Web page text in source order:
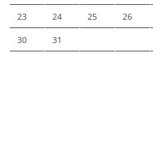
23 24 25 26
30 31